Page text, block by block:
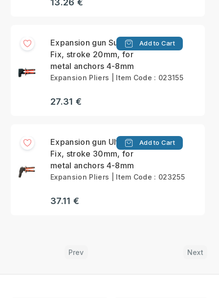
13.26 €
Expansion gun Supra-
Fix, stroke 20mm, for
metal anchors 4-8mm
Add to Cart
Expansion Pliers | Item Code : 023155
27.31 €
Expansion gun Ultra-
Fix, stroke 30mm, for
metal anchors 4-8mm
Add to Cart
Expansion Pliers | Item Code : 023255
37.11 €
Prev Next